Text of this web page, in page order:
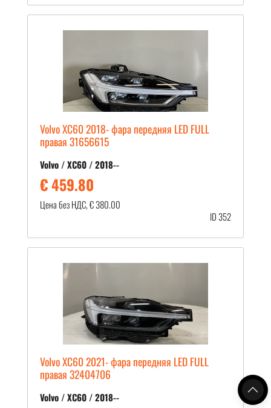
Volvo XC60 2018- фара передняя LED FULL
правая 31656615
Volvo / XC60 / 2018--
€ 459.80
Цена без НДС, € 380.00
ID 352
Volvo XC60 2021- фара передняя LED FULL
правая 32404706
Volvo / XC60 / 2018--